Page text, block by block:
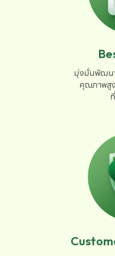
มุ่งมั่นพัฒน
คุณภาพสู